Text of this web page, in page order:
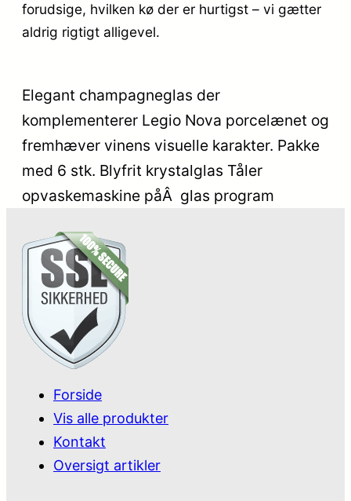
forudsige, hvilken kø der er hurtigst – vi gætter
aldrig rigtigt alligevel.
Elegant champagneglas der
komplementerer Legio Nova porcelænet og
fremhæver vinens visuelle karakter. Pakke
med 6 stk. Blyfrit krystalglas Tåler
opvaskemaskine påÂ glas program
Forside
Vis alle produkter
Kontakt
Oversigt artikler